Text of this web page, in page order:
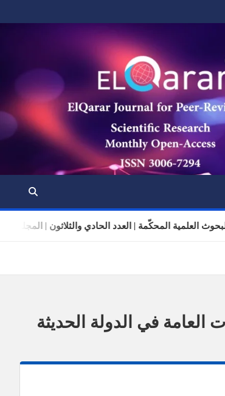
للبحوث العلمية المحكّمة | العدد الحادي والثلاثون | المجلد 11 | تموز (يوليو)
العامة في الدولة الحديثة